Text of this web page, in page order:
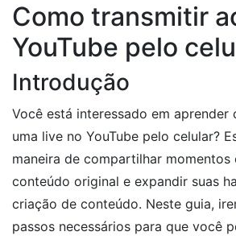
Como transmitir
YouTube pelo
Introdução
Você está interessado em aprender
uma live no YouTube pelo celular?
maneira de compartilhar momentos
conteúdo original e expandir suas
criação de conteúdo. Neste guia,
passos necessários para que você